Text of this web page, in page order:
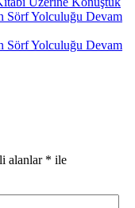
Sörf Yolculuğu Devam
Sörf Yolculuğu Devam
alanlar * ile